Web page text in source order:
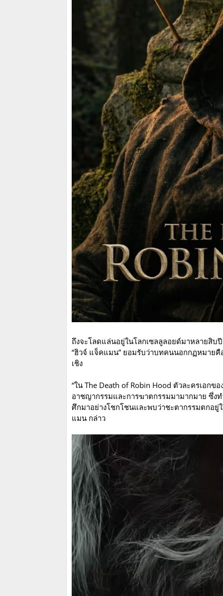
ถึงจะโลดแล่นอยู่ในโลกเซลลูลอยด์มาหลายสิบปี
“ฮิวจ์ แจ็คแมน” ยอมรับว่าบทคนนอกกฏหมาย
เชิง
“ใน The Death of Robin Hood ตัวละครเอก
อาชญากรรมและการฆาตกรรมมามากมาย ซึ่ง
ศึกมาอย่างโชกโชนและพบว่าชะตากรรมตกอ
แมน กล่าว